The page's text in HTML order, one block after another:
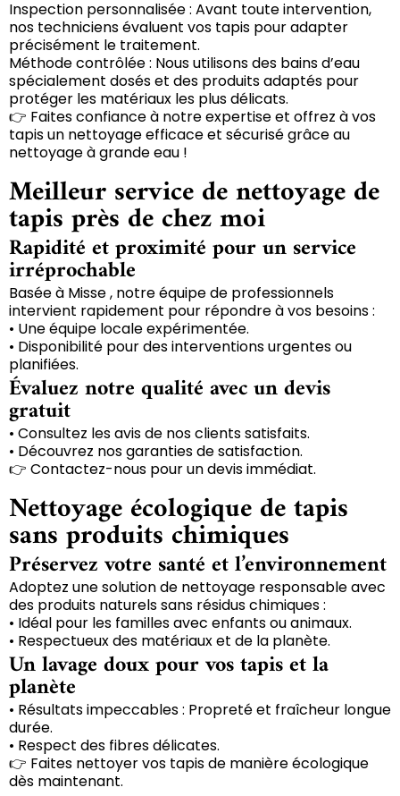
Inspection personnalisée : Avant toute intervention,
nos techniciens évaluent vos tapis pour adapter
précisément le traitement.
Méthode contrôlée : Nous utilisons des bains d’eau
spécialement dosés et des produits adaptés pour
protéger les matériaux les plus délicats.
👉 Faites confiance à notre expertise et offrez à vos
tapis un nettoyage efficace et sécurisé grâce au
nettoyage à grande eau !
Meilleur service de nettoyage de
tapis près de chez moi
Rapidité et proximité pour un service
irréprochable
Basée à Misse , notre équipe de professionnels
intervient rapidement pour répondre à vos besoins :
• Une équipe locale expérimentée.
• Disponibilité pour des interventions urgentes ou
planifiées.
Évaluez notre qualité avec un devis
gratuit
• Consultez les avis de nos clients satisfaits.
• Découvrez nos garanties de satisfaction.
👉 Contactez-nous pour un devis immédiat.
Nettoyage écologique de tapis
sans produits chimiques
Préservez votre santé et l’environnement
Adoptez une solution de nettoyage responsable avec
des produits naturels sans résidus chimiques :
• Idéal pour les familles avec enfants ou animaux.
• Respectueux des matériaux et de la planète.
Un lavage doux pour vos tapis et la
planète
• Résultats impeccables : Propreté et fraîcheur longue
durée.
• Respect des fibres délicates.
👉 Faites nettoyer vos tapis de manière écologique
dès maintenant.